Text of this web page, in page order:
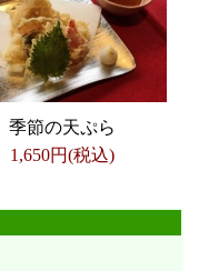
季節の天ぷら
1,650円(税込)